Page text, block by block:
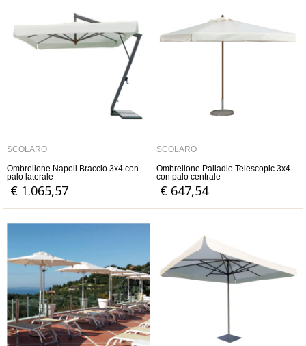
SCOLARO
Ombrellone Napoli Braccio 3x4 con
palo laterale
€ 1.065,57
SCOLARO
Ombrellone Palladio Telescopic 3x4
con palo centrale
€ 647,54